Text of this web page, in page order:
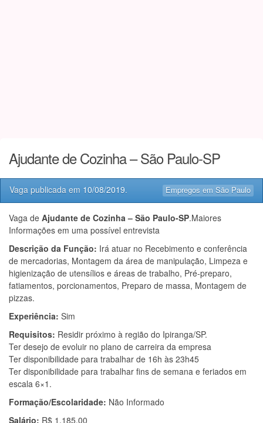
Ajudante de Cozinha – São Paulo-SP
Empregos em São Paulo
Vaga publicada em 10/08/2019.
Vaga de Ajudante de Cozinha – São Paulo-SP.Maiores
Informações em uma possível entrevista
Descrição da Função: Irá atuar no Recebimento e conferência
de mercadorias, Montagem da área de manipulação, Limpeza e
higienização de utensílios e áreas de trabalho, Pré-preparo,
fatiamentos, porcionamentos, Preparo de massa, Montagem de
pizzas.
Experiência: Sim
Requisitos: Residir próximo à região do Ipiranga/SP.
Ter desejo de evoluir no plano de carreira da empresa
Ter disponibilidade para trabalhar de 16h às 23h45
Ter disponibilidade para trabalhar fins de semana e feriados em
escala 6×1.
Formação/Escolaridade: Não Informado
Salário: R$ 1.185,00